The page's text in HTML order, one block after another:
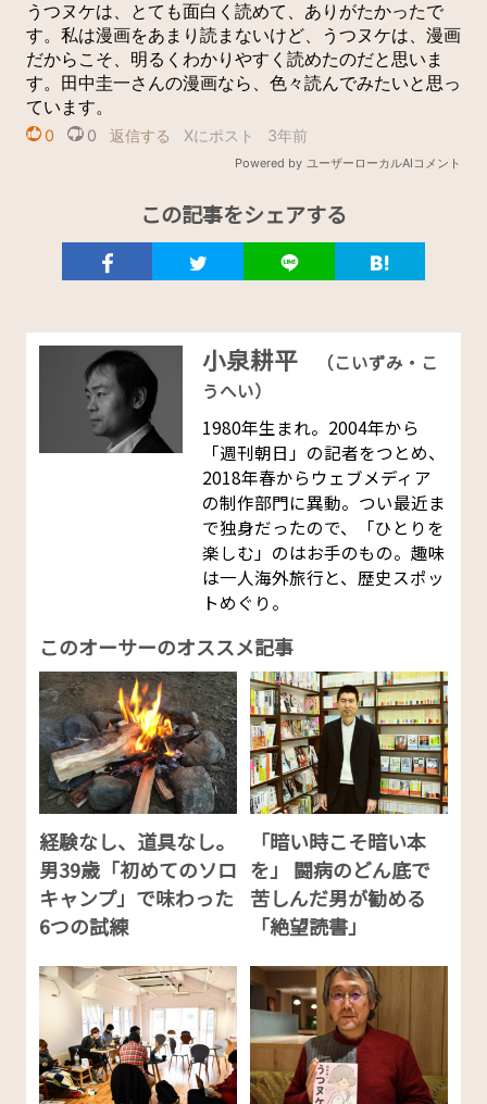
この記事をシェアする
小泉耕平
（こいずみ・こ
うへい）
1980年生まれ。2004年から
「週刊朝日」の記者をつとめ、
2018年春からウェブメディア
の制作部門に異動。つい最近ま
で独身だったので、「ひとりを
楽しむ」のはお手のもの。趣味
は一人海外旅行と、歴史スポッ
トめぐり。
このオーサーのオススメ記事
経験なし、道具なし。
男39歳「初めてのソロ
キャンプ」で味わった
6つの試練
「暗い時こそ暗い本
を」 闘病のどん底で
苦しんだ男が勧める
「絶望読書」